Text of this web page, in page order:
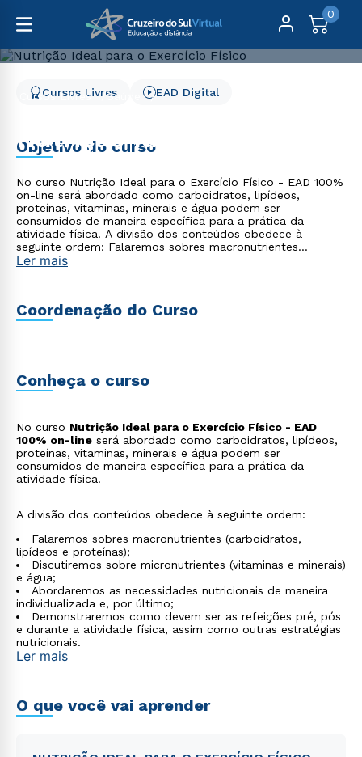
0
Cursos Livres
Saúde
Nutrição Ideal para o
Exercício Físico
Cursos Livres EAD Digital
Objetivo do curso
No curso Nutrição Ideal para o Exercício Físico - EAD 100%
on-line será abordado como carboidratos, lipídeos,
proteínas, vitaminas, minerais e água podem ser
consumidos de maneira específica para a prática da
atividade física. A divisão dos conteúdos obedece à
seguinte ordem: Falaremos sobres macronutrientes
(carboidratos, lipídeos e proteínas); Discutiremos sobre
pré, pós e durante a atividade física, assim como outras
estratégias nutricionais.
Ler mais
Coordenação do Curso
Conheça o curso
No curso Nutrição Ideal para o Exercício Físico - EAD
100% on-line será abordado como carboidratos, lipídeos,
proteínas, vitaminas, minerais e água podem ser
consumidos de maneira específica para a prática da
atividade física.
A divisão dos conteúdos obedece à seguinte ordem:
Falaremos sobres macronutrientes (carboidratos,
lipídeos e proteínas);
Discutiremos sobre micronutrientes (vitaminas e minerais)
e água;
Abordaremos as necessidades nutricionais de maneira
individualizada e, por último;
Demonstraremos como devem ser as refeições pré, pós
e durante a atividade física, assim como outras estratégias
nutricionais.
Ler mais
O que você vai aprender